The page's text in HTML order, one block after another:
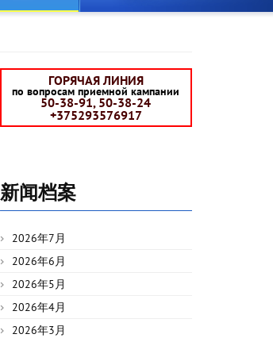
ГОРЯЧАЯ ЛИНИЯ
по вопросам приемной кампании
50-38-91, 50-38-24
+375293576917
新闻档案
2026年7月
2026年6月
2026年5月
2026年4月
2026年3月